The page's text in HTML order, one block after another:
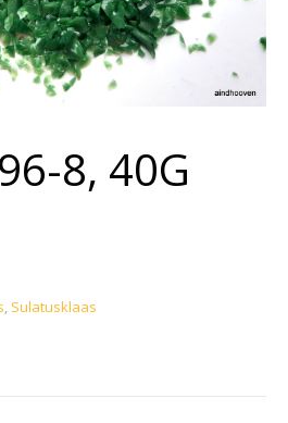
8, 40G
, Sulatusklaas